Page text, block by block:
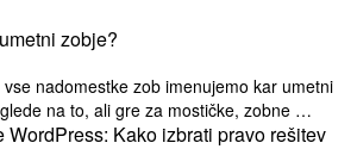
zobje?
nadomestke zob imenujemo kar umetni
na to, ali gre za mostičke, zobne …